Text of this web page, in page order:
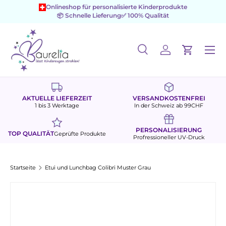
Direkt zum Inhalt
Onlineshop für personalisierte Kinderprodukte
📦 Schnelle Lieferung✅ 100% Qualität
Suchen
SucheEinloggen
Menü
AKTUELLE LIEFERZEIT
1 bis 3 Werktage
VERSANDKOSTENFREI
In der Schweiz ab 99CHF
TOP QUALITÄTGeprüfte Produkte PERSONALISIERUNG
Profressioneller UV-Druck
Startseite Etui und Lunchbag Colibri Muster Grau